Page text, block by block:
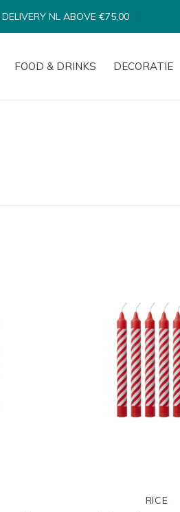
FOOD & DRINKS DECORATIE
DELIVERY NL ABOVE €75,00
RICE